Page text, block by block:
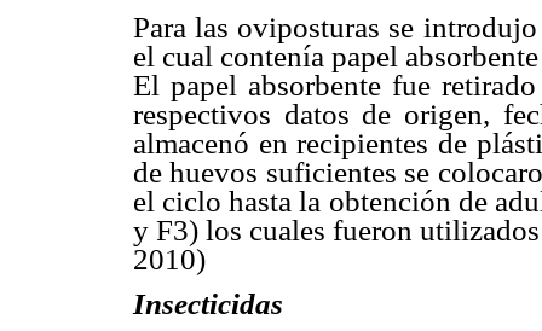
Para las oviposturas se
el cual contenía papel
El papel absorbente fue
respectivos datos de origen,
almacenó en recipientes de
de huevos suficientes se
el ciclo hasta la obtención de
y F3) los cuales fueron
2010)
Insecticidas